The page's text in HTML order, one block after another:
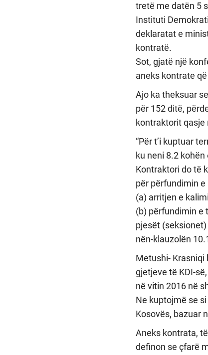
tretë me datën 5
Instituti
deklaratat e
kontratë.
Sot, gjatë një
aneks kontrate
Ajo ka theksuar
për 152 ditë,
kontraktorit qasje
“Për t’i kuptuar
ku neni 8.2
Kontraktori do të
për përfundimin
(a) arritjen e
(b) përfundimin e
pjesët
nën-klauzolën
Metushi- Krasniqi
gjetjeve të KDI-
në vitin 2016 në
Ne kuptojmë se
Kosovës, bazuar
Aneks kontrata,
definon se çfarë